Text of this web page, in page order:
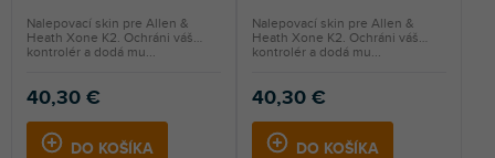
40,30 €
DO KOŠÍKA
Nalepovací skin pre Allen &
Heath Xone K2. Ochráni váš
kontrolér a dodá mu...
40,30 €
DO KOŠÍKA
Nalepovací skin pre Allen &
Heath Xone K2. Ochráni váš
kontrolér a dodá mu...